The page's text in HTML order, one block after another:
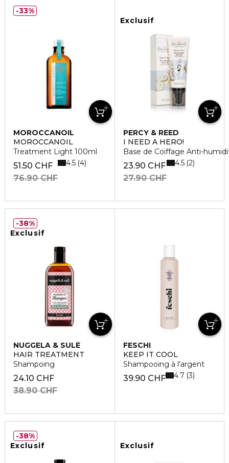
MOROCCANOIL
MOROCCANOIL
Treatment Light 100ml
51.50 CHF
76.90 CHF
4.5 4
33%
Exclusif
PERCY & REED
I NEED A HERO!
Base de Coiffage Anti-
23.90 CHF
27.90 CHF
4.5 2
Exclusif
NUGGELA & SULÉ
HAIR TREATMENT
Shampoing
24.10 CHF
38.90 CHF
38%
FESCHI
KEEP IT COOL
Shampooing à l'argent
39.90 CHF 4.7 3
Exclusif
38%
Exclusif